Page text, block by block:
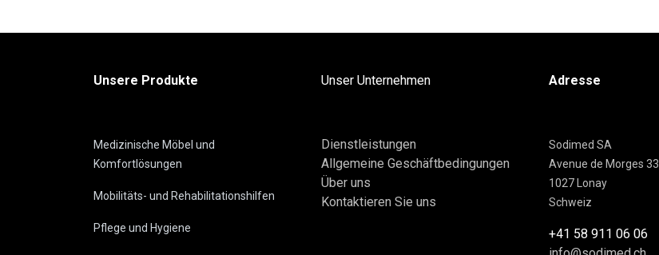
Unsere Produkte
Medizinische Möbel und
Komfortlösungen
Mobilitäts- und Rehabilitationshilfen
Pflege und Hygiene
Unser Unternehmen
Dienstleistungen
Allgemeine Geschäftbedingungen
Über uns
Kontaktieren Sie uns
Adresse
Sodimed SA
Avenue de Morges 33
1027 Lonay
Schweiz
+41 58 911 06 06